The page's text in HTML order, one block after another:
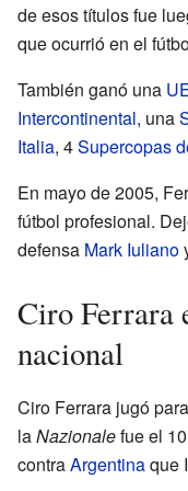
de esos títulos fue
que ocurrió en el
También ganó una
Intercontinental, una
Italia, 4Supercopas
En mayo de 2005,
fútbol profesional.
defensa Mark Iuliano
Ciro Ferrara
nacional
Ciro Ferrara jugó
laNazionalefue el
contraArgentinaque